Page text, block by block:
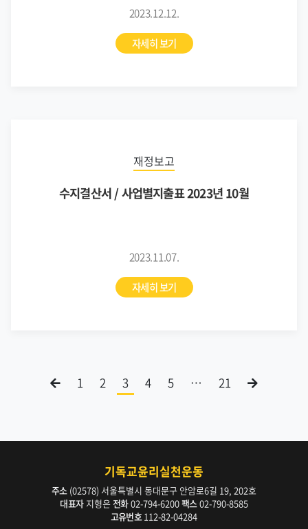
2023.12.12.
자세히 보기
재정보고
수지결산서 / 사업별지출표 2023년 10월
2023.11.07.
자세히 보기
1 2 3 4 5 … 21
기독교윤리실천운동
주소(02578) 서울특별시 동대문구 안암로6길 19, 202호
대표자지형은 전화02-794-6200팩스02-790-8585
고유번호112-82-04284